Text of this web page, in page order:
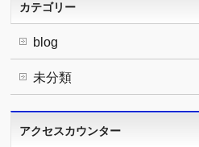
カテゴリー
blog
未分類
アクセスカウンター